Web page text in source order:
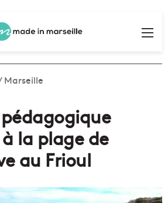
Marseille
la plage de
au Frioul